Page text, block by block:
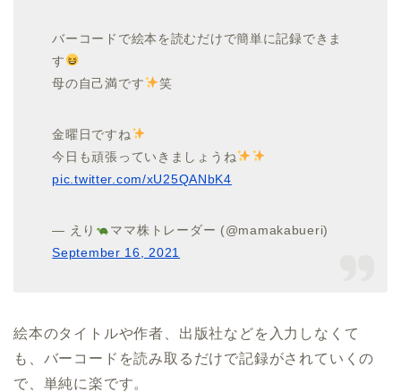
バーコードで絵本を読むだけで簡単に記録できま
す
母の自己満です
笑
金曜日ですね
今日も頑張っていきましょうね
pic.twitter.com/xU25QANbK4
— えり
ママ株トレーダー (@mamakabueri)
September 16, 2021
絵本のタイトルや作者、出版社などを入力しなくて
も、バーコードを読み取るだけで記録がされていくの
で、単純に楽です。